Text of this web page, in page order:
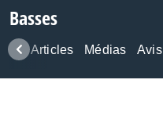
Basses
Articles Médias Avis